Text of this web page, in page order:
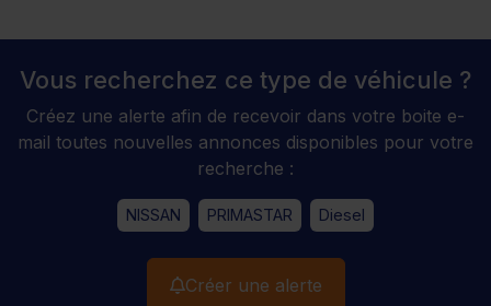
Vous recherchez ce type de véhicule ?
Créez une alerte afin de recevoir dans votre boite e-
mail toutes nouvelles annonces disponibles pour votre
recherche :
NISSAN PRIMASTAR Diesel
Créer une alerte